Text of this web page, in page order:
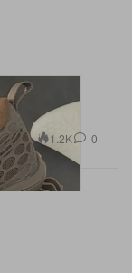
1.2K 0